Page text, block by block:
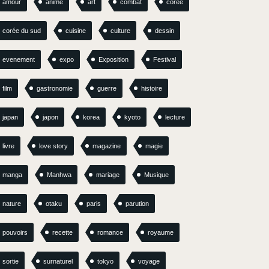
amour anime art combat corée
corée du sud cuisine culture dessin
evenement expo Exposition Festival
film gastronomie guerre histoire
japan japon korea kyoto lecture
livre love story magazine magie
manga Manhwa mariage Musique
nature otaku paris parution
pouvoirs recette romance royaume
sortie surnaturel tokyo voyage